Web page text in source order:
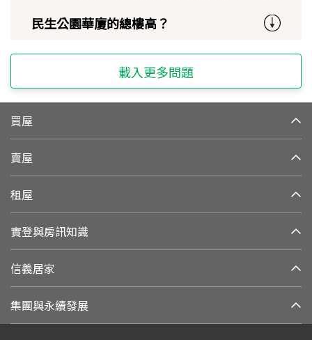
民生公園華廈的總樓高？
載入更多問題
買屋
賣屋
租屋
實登與房訊知識
信義居家
集團與永續發展